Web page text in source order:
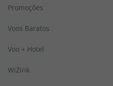
Promoções
Voos Baratos
Voo + Hotel
WiZink